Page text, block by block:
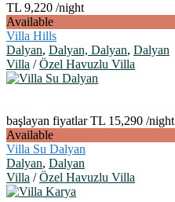
TL 9,220 /night
Available
Villa Hills
Dalyan, Dalyan, Dalyan, Dalyan
Villa /Özel Havuzlu Villa
başlayan fiyatlar TL 15,290 /night
Available
Villa Su Dalyan
Dalyan, Dalyan
Villa /Özel Havuzlu Villa